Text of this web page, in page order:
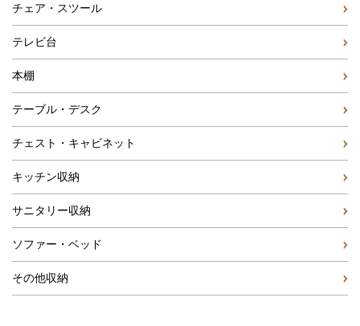
チェア・スツール
テレビ台
本棚
テーブル・デスク
チェスト・キャビネット
キッチン収納
サニタリー収納
ソファー・ベッド
その他収納